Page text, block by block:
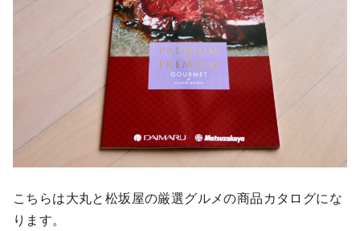
こちらは大丸と松坂屋の厳選グルメの商品カタログにな
ります。